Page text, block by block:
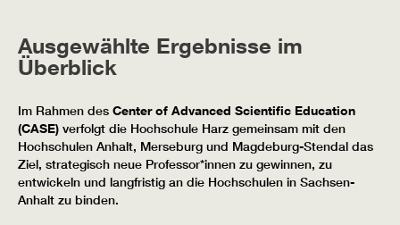
Ausgewählte Ergebnisse im
Überblick
Im Rahmen des Center of Advanced Scientific Education
(CASE) verfolgt die Hochschule Harz gemeinsam mit den
Hochschulen Anhalt, Merseburg und Magdeburg-Stendal das
Ziel, strategisch neue Professor*innen zu gewinnen, zu
entwickeln und langfristig an die Hochschulen in Sachsen-
Anhalt zu binden.